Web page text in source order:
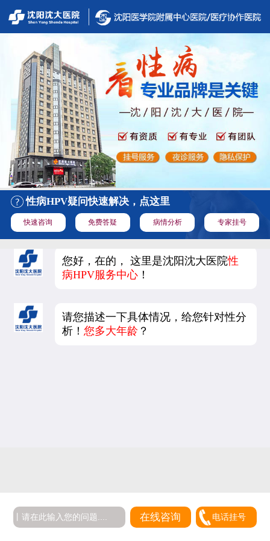
性病HPV疑问快速解决，点这里
快速咨询 免费答疑 病情分析 专家挂号
您好，在的， 这里是沈阳沈大医院性
病HPV服务中心 ！
请您描述一下具体情况，给您针对性分
析！您多大年龄 ？
在线咨询 电话挂号
5